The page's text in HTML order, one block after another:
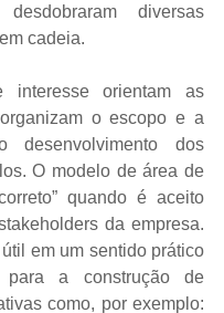
diversas
cadeia.
interesse orientam as
o escopo e a
desenvolvimento dos
O modelo de área de
quando é aceito
da empresa.
em um sentido prático
para a construção de
como, por exemplo: